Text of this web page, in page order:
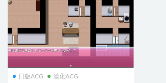
日版ACG 漢化ACG